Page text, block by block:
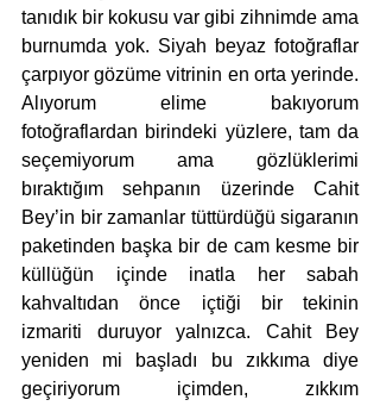
tanıdık bir kokusu var gibi zihnimde ama
burnumda yok. Siyah beyaz fotoğraflar
çarpıyor gözüme vitrinin en orta yerinde.
Alıyorum elime bakıyorum
fotoğraflardan birindeki yüzlere, tam da
seçemiyorum ama gözlüklerimi
bıraktığım sehpanın üzerinde Cahit
Bey’in bir zamanlar tüttürdüğü sigaranın
paketinden başka bir de cam kesme bir
küllüğün içinde inatla her sabah
kahvaltıdan önce içtiği bir tekinin
izmariti duruyor yalnızca. Cahit Bey
yeniden mi başladı bu zıkkıma diye
geçiriyorum içimden, zıkkım